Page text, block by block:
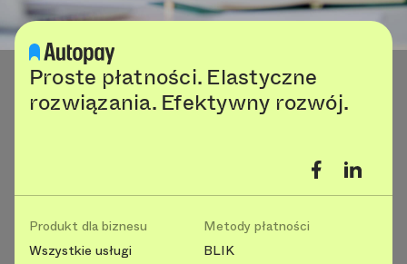
Proste płatności. Elastyczne
rozwiązania. Efektywny rozwój.
Produkt dla biznesu
Wszystkie usługi
Metody płatności
BLIK